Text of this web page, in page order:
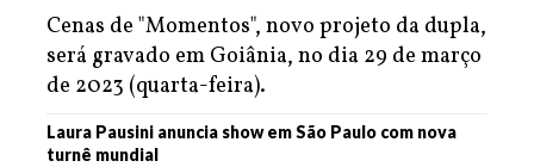
Cenas de "Momentos", novo projeto da dupla,
será gravado em Goiânia, no dia 29 de março
de 2023 (quarta-feira).
Laura Pausini anuncia show em São Paulo com nova
turnê mundial